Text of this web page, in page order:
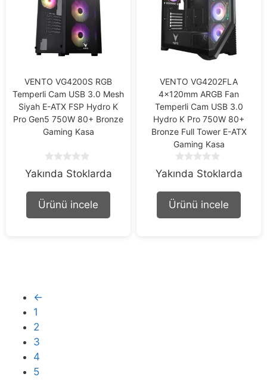
VENTO VG4200S RGB
Temperli Cam USB 3.0 Mesh
Siyah E-ATX FSP Hydro K
Pro Gen5 750W 80+ Bronze
Gaming Kasa
o
o
f
Yakında Stoklarda
Ürünü incele
VENTO VG4202FLA
4x120mm ARGB Fan
Temperli Cam USB 3.0
Hydro K Pro 750W 80+
Bronze Full Tower E-ATX
Gaming Kasa
o
o
f
Yakında Stoklarda
Ürünü incele
←
1
2
3
4
5